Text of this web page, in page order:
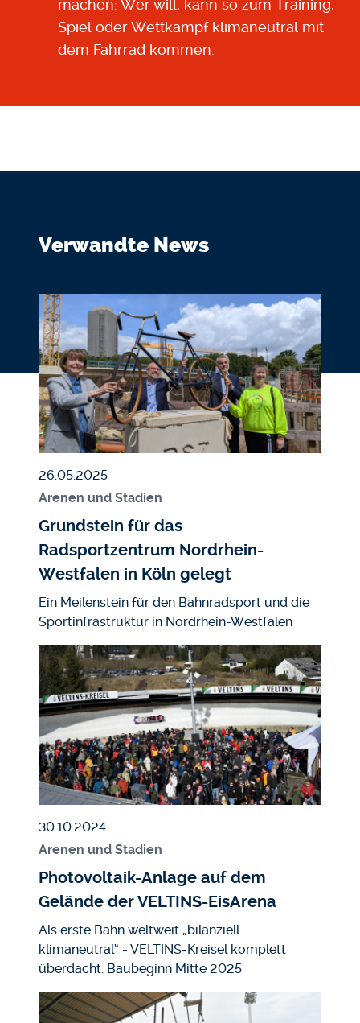
machen: Wer will, kann so zum Training,
Spiel oder Wettkampf klimaneutral mit
dem Fahrrad kommen.
Verwandte News
Bildmedium
Bild
Veröffentlicht am
26.05.2025
Arenen und Stadien
Grundstein für das
Radsportzentrum Nordrhein-
Westfalen in Köln gelegt
Ein Meilenstein für den Bahnradsport und die
Sportinfrastruktur in Nordrhein-Westfalen
Bild
Veröffentlicht am
30.10.2024
Arenen und Stadien
Photovoltaik-Anlage auf dem
Gelände der VELTINS-EisArena
Als erste Bahn weltweit „bilanziell
klimaneutral“ - VELTINS-Kreisel komplett
überdacht: Baubeginn Mitte 2025
Bild